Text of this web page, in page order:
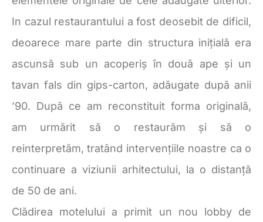
In cazul restaurantului a fost deosebit de dificil,
deoarece mare parte din structura inițială era
ascunsă sub un acoperiș în două ape și un
tavan fals din gips-carton, adăugate după anii
’90. După ce am reconstituit forma originală,
am urmărit să o restaurăm și să o
reinterpretăm, tratând intervențiile noastre ca o
continuare a viziunii arhitectului, la o distanță
de 50 de ani.
Clădirea motelului a primit un nou lobby de